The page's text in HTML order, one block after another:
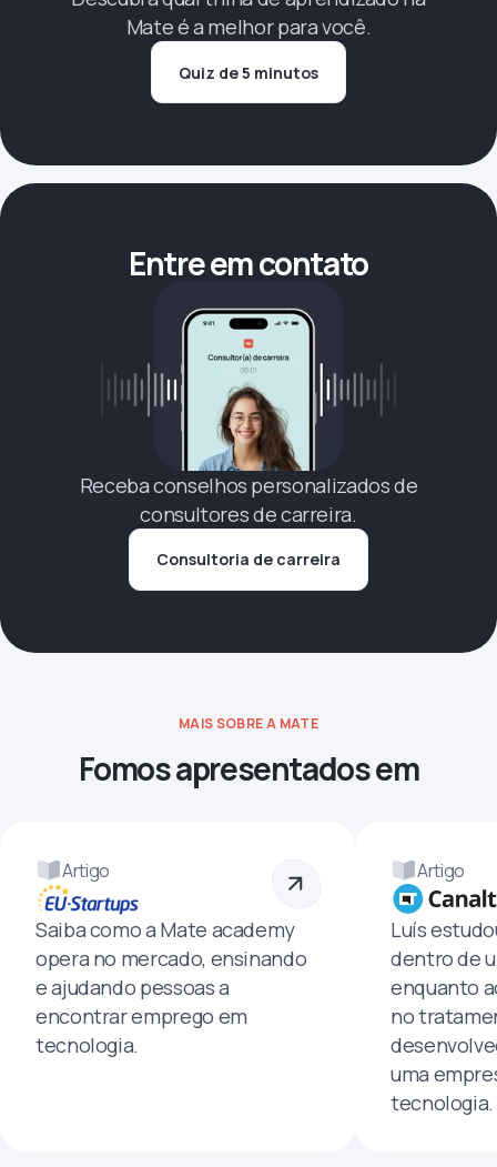
Mate é a melhor para você.
Quiz de 5 minutos
Entre em contato
Receba conselhos personalizados de
consultores de carreira.
Consultoria de carreira
MAIS SOBRE A MATE
Fomos apresentados em
Artigo
Saiba como a Mate academy
opera no mercado, ensinando
e ajudando pessoas a
encontrar emprego em
tecnologia.
Artigo
Luís
dentro de
enquanto
no
uma
tecnologia.